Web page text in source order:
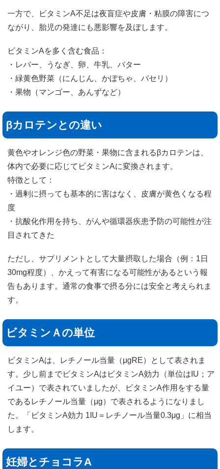
一方で、ビタミンA不足は夜盲症や皮膚・粘膜の障害につ
ながり、胎児の発達にも悪影響を及ぼします。
ビタミンAを多く含む食品：
・レバー、うなぎ、卵、牛乳、バター
・緑黄色野菜（にんじん、かぼちゃ、パセリ）
・果物（マンゴー、あんずなど）
βカロテンとの違い
黄色やオレンジ色の野菜・果物に含まれるβカロテンは、
体内で必要に応じてビタミンAに変換されます。
特徴として：
・過剰に摂っても基本的に害はなく、皮膚が黄色くなる程
度
・抗酸化作用を持ち、がんや循環器疾患予防の可能性が注
目されてきた
ただし、サプリメントとして大量摂取した場合（例：1日
30mg程度）、かえって有害になる可能性があるという報
告もあります。通常の食事で摂る分には安全と考えられま
す。
ビタミンＡの単位
ビタミンAは、レチノール当量（μgRE）として表されま
す。少し前までビタミンAはビタミンA効力（単位はIU；ア
イユー）で表されていましたが、ビタミンA作用をする量
であるレチノール当量（μg）で表されるようになりまし
た。「ビタミンA効力 1IU＝レチノール当量0.3μg」に相当
します。
妊婦とチョコラA